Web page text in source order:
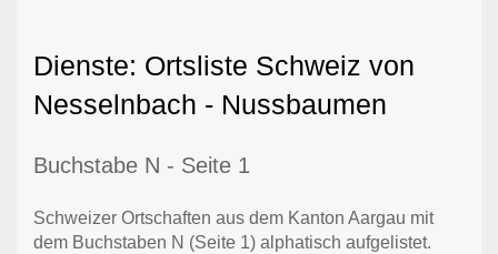
Dienste: Ortsliste Schweiz von
Nesselnbach - Nussbaumen
Buchstabe N - Seite 1
Schweizer Ortschaften aus dem Kanton Aargau mit
dem Buchstaben N (Seite 1) alphatisch aufgelistet.